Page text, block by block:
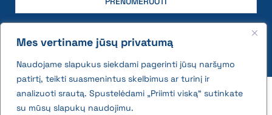
Mes vertiname jūsų privatumą
Naudojame slapukus siekdami pagerinti jūsų naršymo
patirtį, teikti suasmenintus skelbimus ar turinį ir
analizuoti srautą. Spustelėdami „Priimti viską“ sutinkate
su mūsų slapukų naudojimu.
2026 © All rights reserved | VĮ Žemės ūkio duomenų
centras